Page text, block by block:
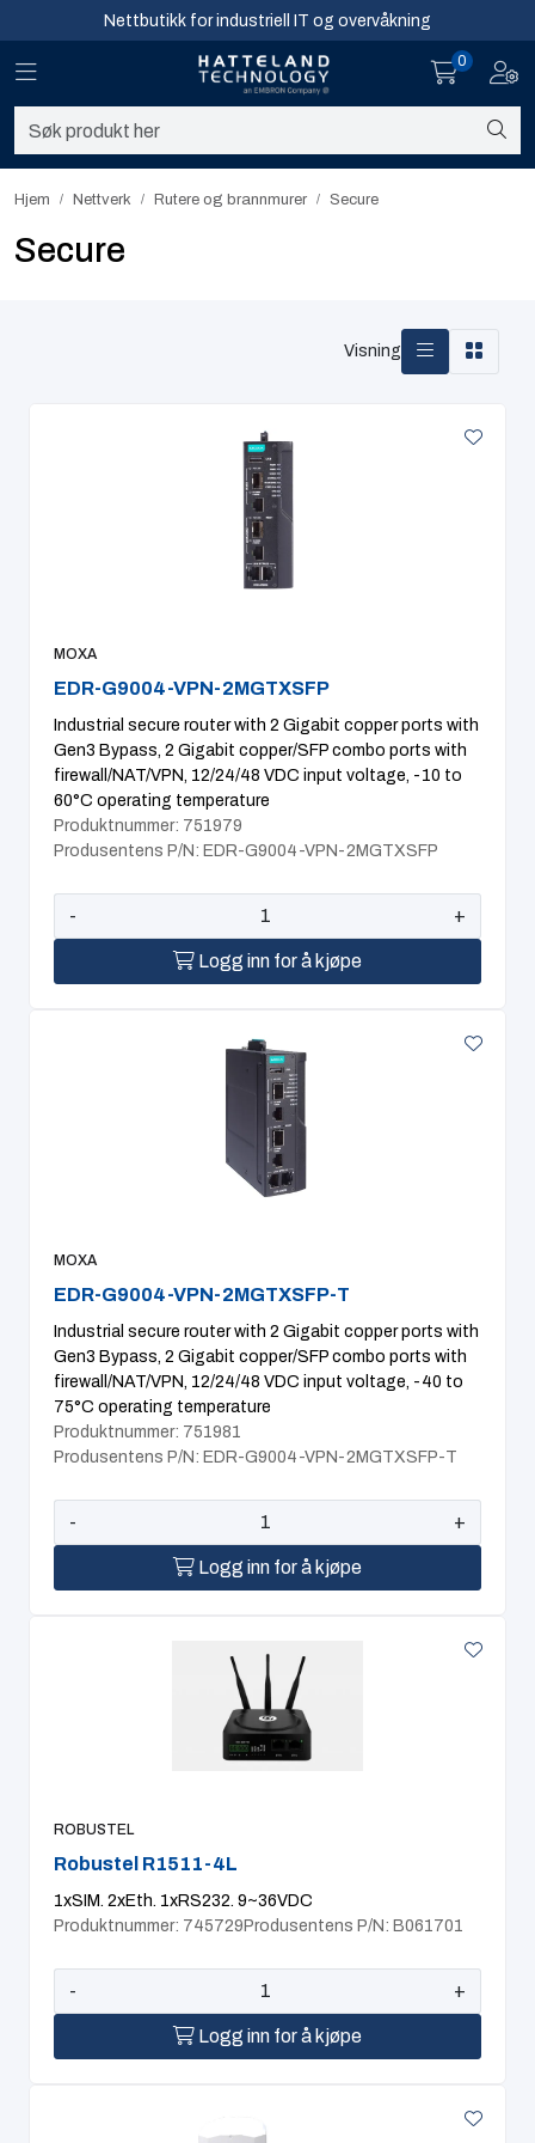
Skip to main contentNettbutikk for industriell IT og overvåkning
Toggle navigation
0
Hjem Nettverk Rutere og brannmurer​ Secure
Secure
Visning
MOXA
EDR-G9004-VPN-2MGTXSFP
Industrial secure router with 2 Gigabit copper ports with
Gen3 Bypass, 2 Gigabit copper/SFP combo ports with
firewall/NAT/VPN, 12/24/48 VDC input voltage, -10 to
60°C operating temperature
Produktnummer: 751979
Produsentens P/N: EDR-G9004-VPN-2MGTXSFP
- +
Logg inn for å kjøpe
MOXA
EDR-G9004-VPN-2MGTXSFP-T
Industrial secure router with 2 Gigabit copper ports with
Gen3 Bypass, 2 Gigabit copper/SFP combo ports with
firewall/NAT/VPN, 12/24/48 VDC input voltage, -40 to
75°C operating temperature
Produktnummer: 751981
Produsentens P/N: EDR-G9004-VPN-2MGTXSFP-T
- +
Logg inn for å kjøpe
ROBUSTEL
Robustel R1511-4L
1xSIM. 2xEth. 1xRS232. 9~36VDC
Produktnummer: 745729 Produsentens P/N: B061701
- +
Logg inn for å kjøpe
Nettverk
Kurs og eventer
Infosenter